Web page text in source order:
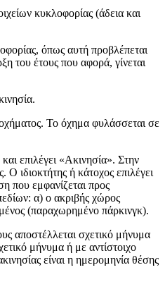
κυκλοφορίας (άδεια και
όπως αυτή προβλέπεται
του έτους που αφορά, γίνεται
Το όχημα φυλάσσεται σε
επιλέγει «Ακινησία». Στην
ιδιοκτήτης ή κάτοχος επιλέγει
που εμφανίζεται προς
α) ο ακριβής χώρος
(παραχωρημένο πάρκινγκ).
αποστέλλεται σχετικό μήνυμα
μήνυμα ή με αντίστοιχο
είναι η ημερομηνία θέσης